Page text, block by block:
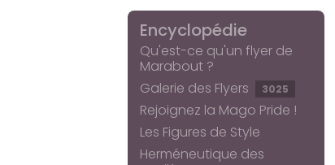
Encyclopédie
Qu'est-ce qu'un flyer de
Marabout ?
Galerie des Flyers
3025
Rejoignez la Mago Pride !
Les Figures de Style
Herméneutique des